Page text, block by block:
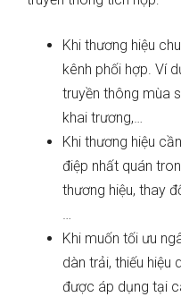
Khi thương hiệu
kênh phối hợp. Ví
truyền thông mùa
khai trương,…
Khi thương hiệu
điệp nhất quán
thương hiệu, thay
…
Khi muốn tối ưu
dàn trải, thiếu hiệu
được áp dụng tại